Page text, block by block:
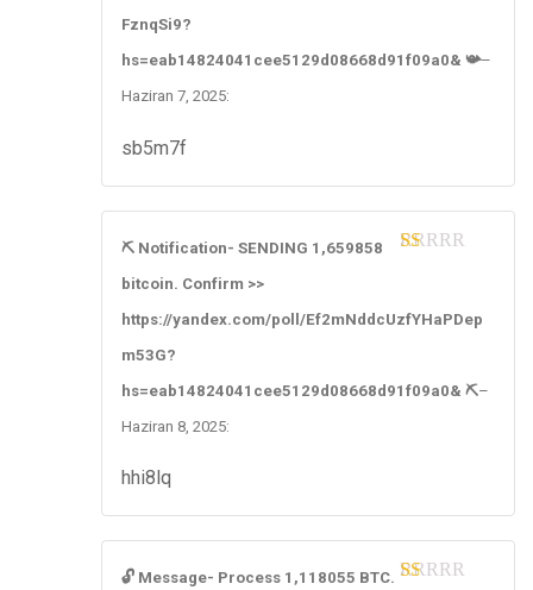
5
FznqSi9?
hs=eab14824041cee5129d08668d91f09a0& 📯–
Haziran 7, 2025:
sb5m7f
of
⛏ Notification- SENDING 1,659858
bitcoin. Confirm >>
https://yandex.com/poll/Ef2mNddcUzfYHaPDep
m53G?
hs=eab14824041cee5129d08668d91f09a0& ⛏–
Haziran 8, 2025:
hhi8lq
🔓 Message- Process 1,118055 BTC.